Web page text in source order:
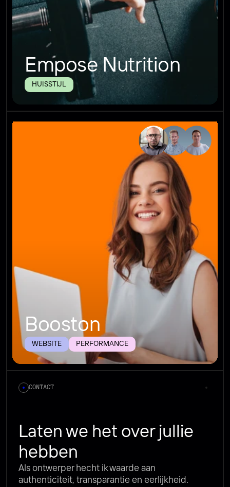
Empose Nutrition
HUISSTIJL
Booston
WEBSITE PERFORMANCE
CONTACT
Laten we het over jullie
hebben
Als ontwerper hecht ik waarde aan
authenticiteit, transparantie en eerlijkheid.